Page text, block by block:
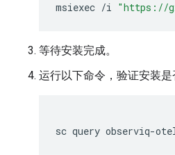
msiexec /i "https://
等待安装完成。
运行以下命令，验证安装是